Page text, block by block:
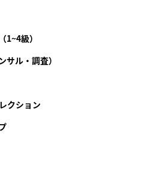
1~4級）
サル・調査）
クション